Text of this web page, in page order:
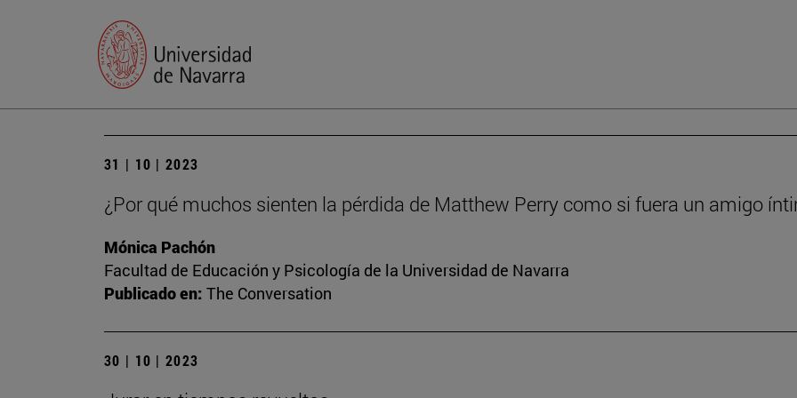
31 | 10 | 2023
¿Por qué muchos sienten la pérdida de Matthew Perry como si fuera un amigo
Mónica Pachón
Facultad de Educación y Psicología de la Universidad de Navarra
Publicado en: The Conversation
30 | 10 | 2023